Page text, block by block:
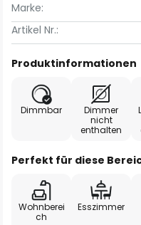
Marke:
Artikel Nr.:
Produktinformationen
Dimmbar
Dimmer
nicht
enthalten
Perfekt für diese
Wohnberei
ch
Esszimmer